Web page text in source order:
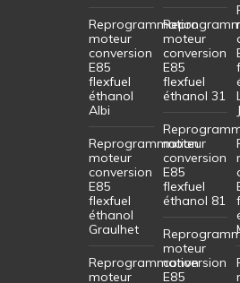
Reprogrammation
moteur
conversion
E85
flexfuel
éthanol
Albi
Reprogrammation
moteur
conversion
E85
flexfuel
éthanol
Graulhet
Reprogrammation
moteur
moteur
conversion
E85
flexfuel
éthanol 31
moteur
conversion
E85
flexfuel
éthanol 81
moteur
conversion
E85